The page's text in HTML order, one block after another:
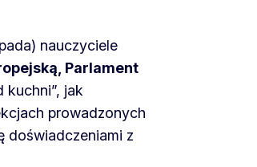
nauczyciele
Parlament
kuchni”, jak
prowadzonych
doświadczeniami z